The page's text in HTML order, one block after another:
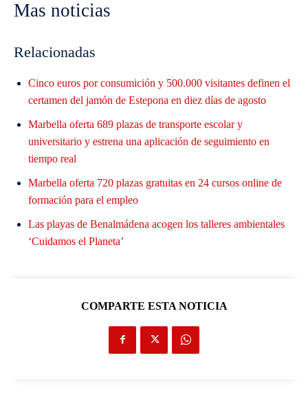
Mas noticias
Relacionadas
Cinco euros por consumición y 500.000 visitantes definen el
certamen del jamón de Estepona en diez días de agosto
Marbella oferta 689 plazas de transporte escolar y
universitario y estrena una aplicación de seguimiento en
tiempo real
Marbella oferta 720 plazas gratuitas en 24 cursos online de
formación para el empleo
Las playas de Benalmádena acogen los talleres ambientales
‘Cuidamos el Planeta’
COMPARTE ESTA NOTICIA